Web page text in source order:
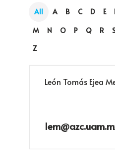
All A B C D E
M
N O P Q R
Z
León Tomás Ejea